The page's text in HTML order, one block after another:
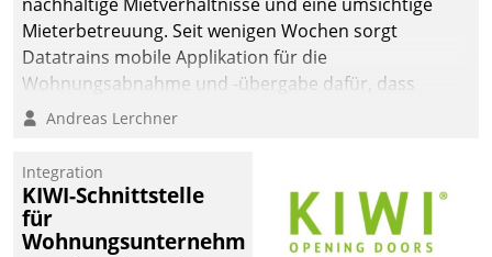
Mieterbetreuung. Seit wenigen Wochen sorgt
Datatrains mobile Applikation für die
Wohnungsabnahme und -übergabe dafür, dass
Mieter wohlgeordnet kommen und, so es sein muss,
Andreas Lerchner
Integration
KIWI-Schnittstelle
für
Wohnungsunternehmen